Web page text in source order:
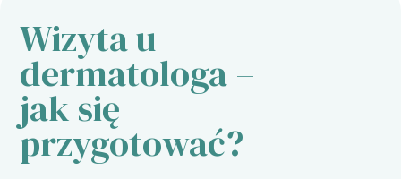
Wizyta u
dermatologa –
jak się
przygotować?